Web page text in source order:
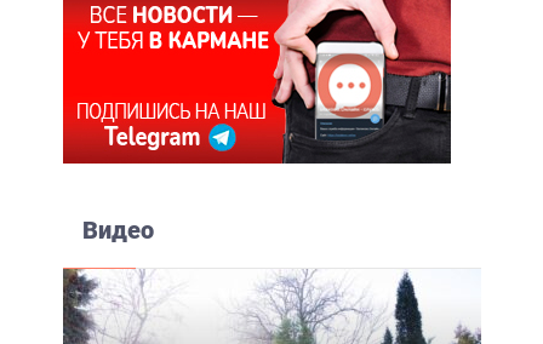
Видео